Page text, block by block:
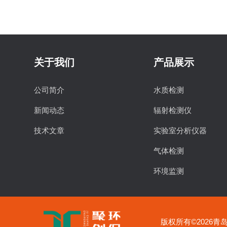
关于我们
公司简介
新闻动态
技术文章
产品展示
水质检测
辐射检测仪
实验室分析仪器
气体检测
环境监测
版权所有©2026青